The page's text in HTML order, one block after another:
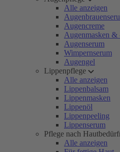
Alle anzeigen
Augencreme
Augenmasken &
Augenserum
Wimpernserum
Augengel
Lippenpflege
Alle anzeigen
Lippenbalsam
Lippenmasken
Lippenöl
Lippenpeeling
Lippenserum
Pflege nach
Alle anzeigen